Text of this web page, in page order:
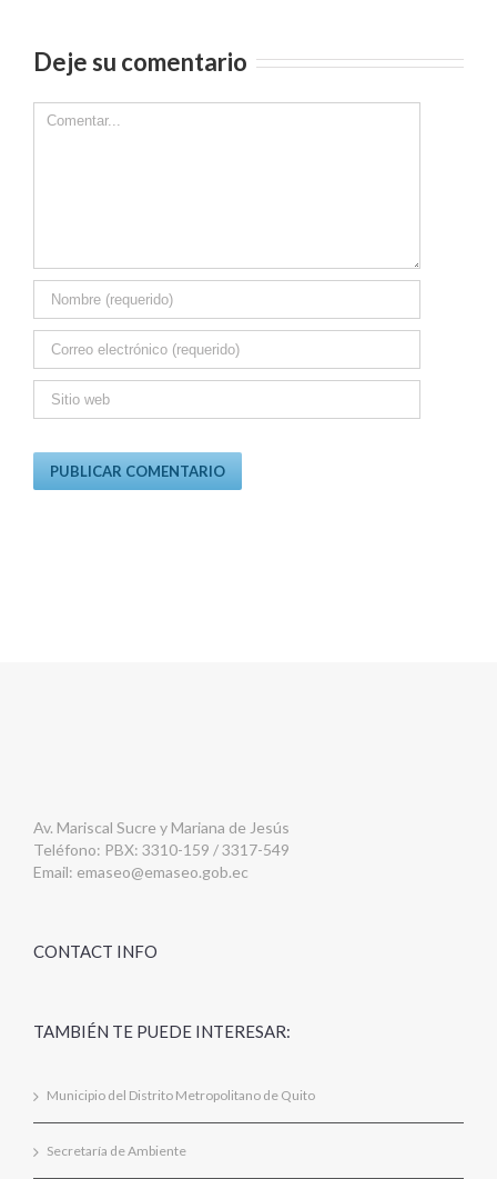
Deje su comentario
Comment
Av. Mariscal Sucre y Mariana de Jesús
Teléfono: PBX: 3310-159 / 3317-549
Email: emaseo@emaseo.gob.ec
CONTACT INFO
TAMBIÉN TE PUEDE INTERESAR:
Municipio del Distrito Metropolitano de Quito
Secretaría de Ambiente